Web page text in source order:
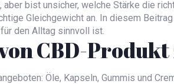
aber bist unsicher, welche Stärke die
Gleichgewicht an. In diesem
den Alltag sinnvoll ist.
CBD-
Öle, Kapseln, Gummis und